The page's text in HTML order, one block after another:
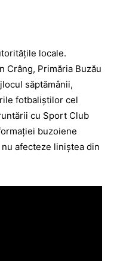
locale.
Crâng, Primăria Buzău
săptămânii,
fotbaliştilor cel
cu Sport Club
buzoiene
afecteze liniştea din